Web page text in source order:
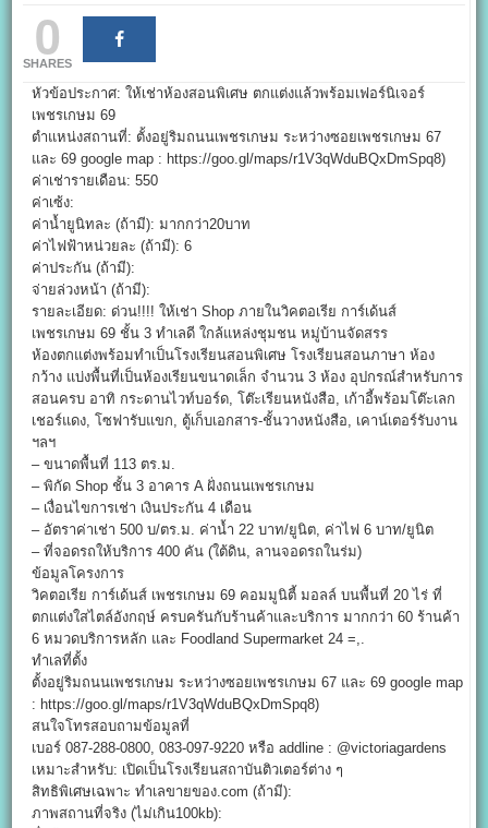
0
SHARES
หัวข้อประกาศ: ให้เช่าห้องสอนพิเศษ ตกแต่งแล้วพร้อมเฟอร์นิเจอร์
เพชรเกษม 69
ตำแหน่งสถานที่: ตั้งอยู่ริมถนนเพชรเกษม ระหว่างซอยเพชรเกษม 67
และ 69 google map : https://goo.gl/maps/r1V3qWduBQxDmSpq8)
ค่าเช่ารายเดือน: 550
ค่าเซ้ง:
ค่าน้ำยูนิทละ (ถ้ามี): มากกว่า20บาท
ค่าไฟฟ้าหน่วยละ (ถ้ามี): 6
ค่าประกัน (ถ้ามี):
จ่ายล่วงหน้า (ถ้ามี):
รายละเอียด: ด่วน!!!! ให้เช่า Shop ภายในวิคตอเรีย การ์เด้นส์
เพชรเกษม 69 ชั้น 3 ทำเลดี ใกล้แหล่งชุมชน หมู่บ้านจัดสรร
ห้องตกแต่งพร้อมทำเป็นโรงเรียนสอนพิเศษ โรงเรียนสอนภาษา ห้อง
กว้าง แบ่งพื้นที่เป็นห้องเรียนขนาดเล็ก จำนวน 3 ห้อง อุปกรณ์สำหรับการ
สอนครบ อาทิ กระดานไวท์บอร์ด, โต๊ะเรียนหนังสือ, เก้าอี้พร้อมโต๊ะเลก
เชอร์แดง, โซฟารับแขก, ตู้เก็บเอกสาร-ชั้นวางหนังสือ, เคาน์เตอร์รับงาน
ฯลฯ
– ขนาดพื้นที่ 113 ตร.ม.
– พิกัด Shop ชั้น 3 อาคาร A ฝั่งถนนเพชรเกษม
– เงื่อนไขการเช่า เงินประกัน 4 เดือน
– อัตราค่าเช่า 500 บ/ตร.ม. ค่าน้ำ 22 บาท/ยูนิต, ค่าไฟ 6 บาท/ยูนิต
– ที่จอดรถให้บริการ 400 คัน (ใต้ดิน, ลานจอดรถในร่ม)
ข้อมูลโครงการ
วิคตอเรีย การ์เด้นส์ เพชรเกษม 69 คอมมูนิตี้ มอลล์ บนพื้นที่ 20 ไร่ ที่
ตกแต่งใสไตล์อังกฤษ์ ครบครันกับร้านค้าและบริการ มากกว่า 60 ร้านค้า
6 หมวดบริการหลัก และ Foodland Supermarket 24 =,.
ทำเลที่ตั้ง
ตั้งอยู่ริมถนนเพชรเกษม ระหว่างซอยเพชรเกษม 67 และ 69 google map
: https://goo.gl/maps/r1V3qWduBQxDmSpq8)
สนใจโทรสอบถามข้อมูลที่
เบอร์ 087-288-0800, 083-097-9220 หรือ addline : @victoriagardens
เหมาะสำหรับ: เปิดเป็นโรงเรียนสถาบันติวเตอร์ต่าง ๆ
สิทธิพิเศษเฉพาะ ทำเลขายของ.com (ถ้ามี):
ภาพสถานที่จริง (ไม่เกิน100kb):